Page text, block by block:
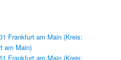
Frankfurt am Main (Kreis:
am Main)
Frankfurt am Main (Kreis: